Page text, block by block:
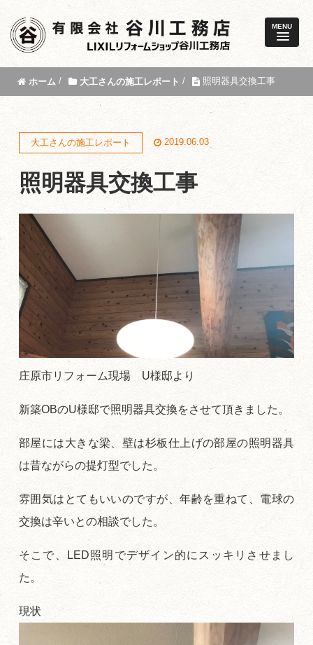
MENU
ホーム / 大工さんの施工レポート / 照明器具交換工事
大工さんの施工レポート 2019.06.03
照明器具交換工事
庄原市リフォーム現場 U様邸より
新築OBのU様邸で照明器具交換をさせて頂きました。
部屋には大きな梁、壁は杉板仕上げの部屋の照明器具
は昔ながらの提灯型でした。
雰囲気はとてもいいのですが、年齢を重ねて、電球の
交換は辛いとの相談でした。
そこで、LED照明でデザイン的にスッキリさせまし
た。
現状